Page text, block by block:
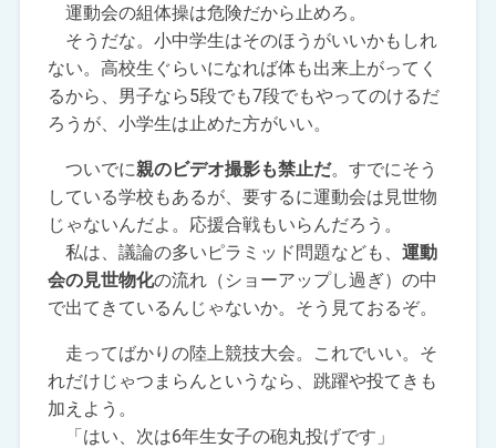
運動会の組体操は危険だから止めろ。
そうだな。小中学生はそのほうがいいかもしれ
ない。高校生ぐらいになれば体も出来上がってく
るから、男子なら5段でも7段でもやってのけるだ
ろうが、小学生は止めた方がいい。
ついでに親のビデオ撮影も禁止だ。すでにそう
している学校もあるが、要するに運動会は見世物
じゃないんだよ。応援合戦もいらんだろう。
私は、議論の多いピラミッド問題なども、 運動
会の見世物化の流れ（ショーアップし過ぎ）の中
で出てきているんじゃないか。そう見ておるぞ。
走ってばかりの陸上競技大会。これでいい。そ
れだけじゃつまらんというなら、跳躍や投てきも
加えよう。
「はい、次は6年生女子の砲丸投げです」